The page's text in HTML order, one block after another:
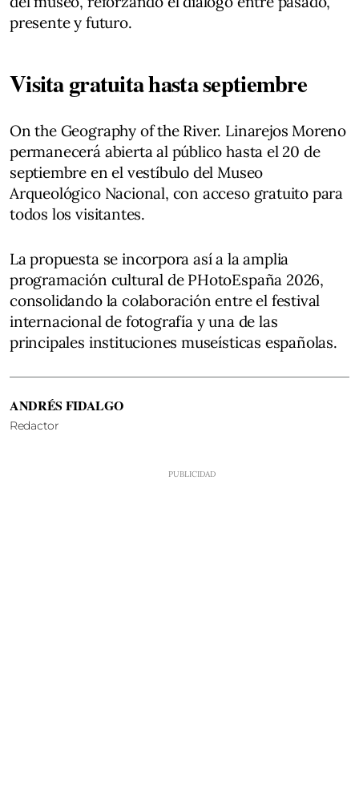
presente y futuro.
Visita gratuita hasta septiembre
On the Geography of the River. Linarejos Moreno
permanecerá abierta al público hasta el 20 de
septiembre en el vestíbulo del Museo
Arqueológico Nacional, con acceso gratuito para
todos los visitantes.
La propuesta se incorpora así a la amplia
programación cultural de PHotoEspaña 2026,
consolidando la colaboración entre el festival
internacional de fotografía y una de las
principales instituciones museísticas españolas.
ANDRÉS FIDALGO
Redactor